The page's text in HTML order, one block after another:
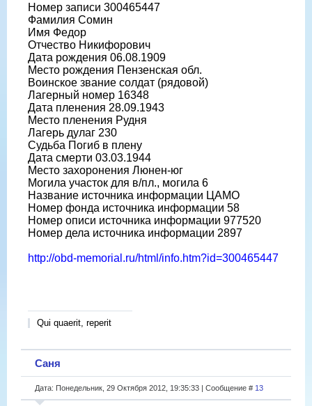
Номер записи 300465447
Фамилия Сомин
Имя Федор
Отчество Никифорович
Дата рождения 06.08.1909
Место рождения Пензенская обл.
Воинское звание солдат (рядовой)
Лагерный номер 16348
Дата пленения 28.09.1943
Место пленения Рудня
Лагерь дулаг 230
Судьба Погиб в плену
Дата смерти 03.03.1944
Место захоронения Люнен-юг
Могила участок для в/пл., могила 6
Название источника информации ЦАМО
Номер фонда источника информации 58
Номер описи источника информации 977520
Номер дела источника информации 2897
http://obd-memorial.ru/html/info.htm?id=300465447
Qui quaerit, reperit
Саня
Дата: Понедельник, 29 Октября 2012, 19:35:33 | Сообщение # 13